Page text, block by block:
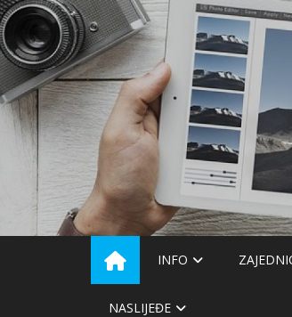
Skip
to
content
INFO
NASLIJEĐE